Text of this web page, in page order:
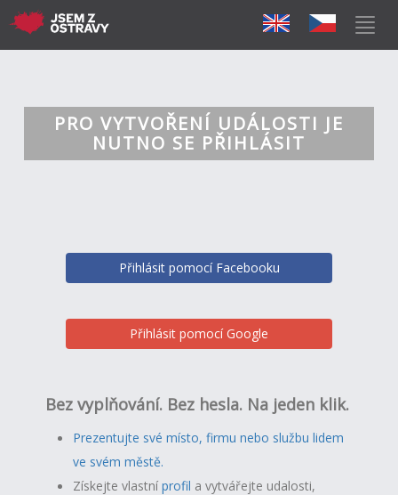
PRO VYTVOŘENÍ UDÁLOSTI JE
NUTNO SE PŘIHLÁSIT
Přihlásit pomocí Facebooku
Přihlásit pomocí Google
Bez vyplňování. Bez hesla. Na jeden klik.
Prezentujte své místo, firmu nebo službu lidem
ve svém městě.
Získejte vlastníprofil a vytvářejte udalosti,